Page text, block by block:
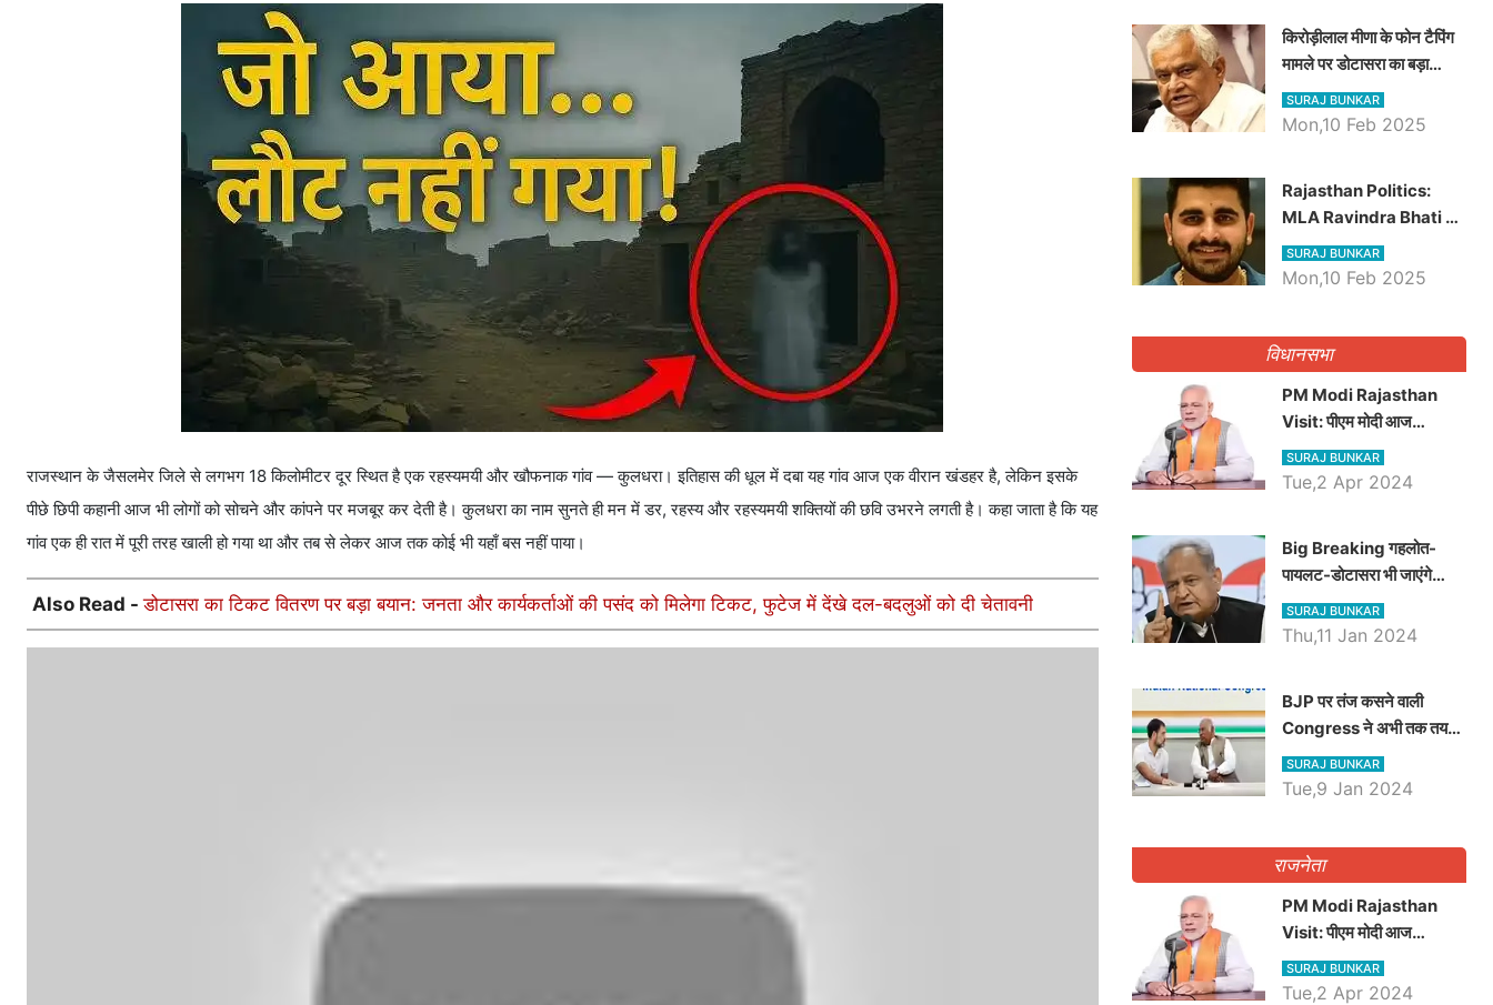
राजस्थान के जैसलमेर जिले से लगभग 18 किलोमीटर दूर स्थित है एक रहस्यमयी और खौफनाक गांव — कुलधरा। इतिहास की धूल में दबा यह गांव आज एक वीरान खंडहर है, लेकिन इसके
पीछे छिपी कहानी आज भी लोगों को सोचने और कांपने पर मजबूर कर देती है। कुलधरा का नाम सुनते ही मन में डर, रहस्य और रहस्यमयी शक्तियों की छवि उभरने लगती है। कहा जाता है कि यह
गांव एक ही रात में पूरी तरह खाली हो गया था और तब से लेकर आज तक कोई भी यहाँ बस नहीं पाया।
Also Read -डोटासरा का टिकट वितरण पर बड़ा बयान: जनता और कार्यकर्ताओं की पसंद को मिलेगा टिकट, फुटेज में देंखे दल-बदलुओं को दी चेतावनी
किरोड़ीलाल मीणा के फोन टैपिंग
मामले पर डोटासरा का बड़ा
आरोप, वीडियो में देखें AZ बड़ी
खबरें
SURAJ BUNKAR
Mon,10 Feb 2025
Rajasthan Politics:
MLA Ravindra Bhati ने
प्रदेश की शिक्षा व्यवस्था पर
उठाए सवाल, Madan
SURAJ BUNKAR
Mon,10 Feb 2025
विधानसभा
PM Modi Rajasthan
Visit: पीएम मोदी आज
राजस्थान में कोटपूतली में करेंगे
विशाल रैली, एक सभा से 8 सीटों
SURAJ BUNKAR
Tue,2 Apr 2024
Big Breaking गहलोत-
पायलट-डोटासरा भी जाएंगे
अयोध्या, करेंगे रामलला के दर्शन
SURAJ BUNKAR
Thu,11 Jan 2024
BJP पर तंज कसने वाली
Congress ने अभी तक तय
नहीं किया नेता प्रतिपक्ष, जानें
कौन होगा दावेदार
SURAJ BUNKAR
Tue,9 Jan 2024
राजनेता
PM Modi Rajasthan
Visit: पीएम मोदी आज
राजस्थान में कोटपूतली में करेंगे
विशाल रैली, एक सभा से 8 सीटों
SURAJ BUNKAR
Tue,2 Apr 2024